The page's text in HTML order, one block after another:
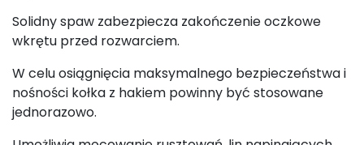
Solidny spaw zabezpiecza zakończenie oczkowe
wkrętu przed rozwarciem.
W celu osiągnięcia maksymalnego bezpieczeństwa i
nośności kołka z hakiem powinny być stosowane
jednorazowo.